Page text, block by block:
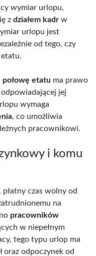
wymiar urlopu,
z działem kadr w
urlopu jest
od tego, czy
etatu.
połowę etatu ma prawo
jej
wymaga
, co umożliwia
pracownikowi.
i komu
czas wolny od
na
pracowników
w niepełnym
tego typu urlop ma
oraz odpoczynek od